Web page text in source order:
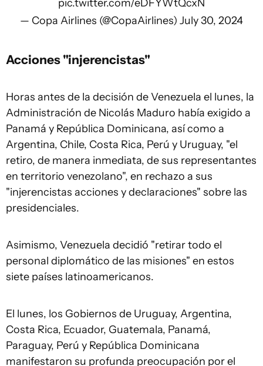
pic.twitter.com/eDFYWtQcxN
— Copa Airlines (@CopaAirlines) July 30, 2024
Acciones "injerencistas"
Horas antes de la decisión de Venezuela el lunes, la
Administración de Nicolás Maduro había exigido a
Panamá y República Dominicana, así como a
Argentina, Chile, Costa Rica, Perú y Uruguay, "el
retiro, de manera inmediata, de sus representantes
en territorio venezolano", en rechazo a sus
"injerencistas acciones y declaraciones" sobre las
presidenciales.
Asimismo, Venezuela decidió "retirar todo el
personal diplomático de las misiones" en estos
siete países latinoamericanos.
El lunes, los Gobiernos de Uruguay, Argentina,
Costa Rica, Ecuador, Guatemala, Panamá,
Paraguay, Perú y República Dominicana
manifestaron su profunda preocupación por el